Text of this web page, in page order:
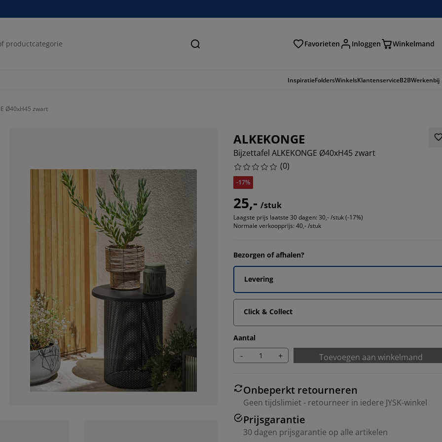
Zoeken Favorieten Inloggen Winkelmand
InspiratieFoldersWinkelsKlantenserviceB2BWerkenbij
Ø40xH45 zwart
ALKEKONGE
Bijzettafel ALKEKONGE Ø40xH45 zwart
(0)
-17%
25,- /stuk
Laagste prijs laatste 30 dagen: 30,- /stuk (-17%)
Normale verkoopprijs: 40,- /stuk
Bezorgen of afhalen?
Levering
Click & Collect
Aantal
- + Toevoegen aan winkelmand
Onbeperkt retourneren
Geen tijdslimiet - retourneer in iedere JYSK-winkel
Prijsgarantie
30 dagen prijsgarantie op alle artikelen